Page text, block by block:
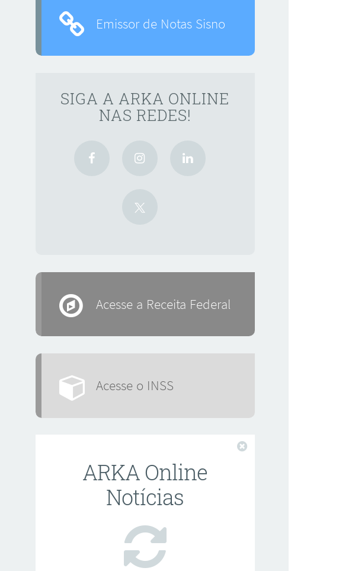
Emissor de Notas Sisno
SIGA A ARKA ONLINE
NAS REDES!
Acesse a Receita Federal
Acesse o INSS
ARKA Online
Notícias